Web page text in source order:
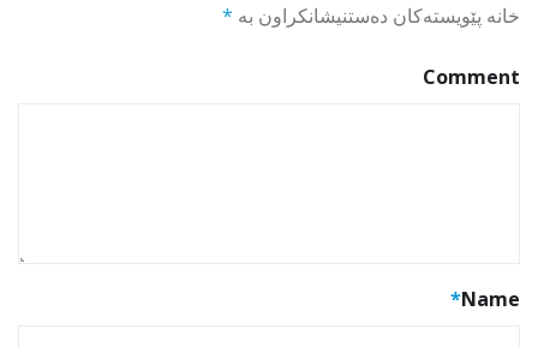
خانە پێویستەکان دەستنیشانکراون بە *
Comment
Name
*